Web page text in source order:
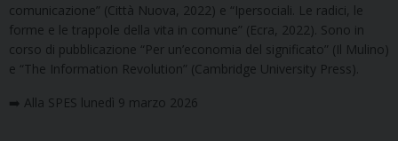
comunicazione” (Città Nuova, 2022) e “Ipersociali. Le radici, le
forme e le trappole della vita in comune” (Ecra, 2022). Sono in
corso di pubblicazione “Per un’economia del significato” (Il Mulino)
e “The Information Revolution” (Cambridge University Press).
➡️ Alla SPES lunedì 9 marzo 2026